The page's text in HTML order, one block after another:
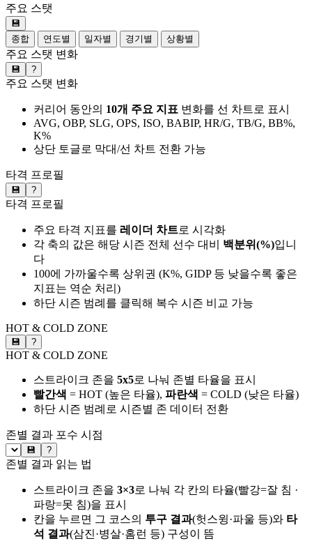
주요 스탯
💾
종합
연도별 일자별 경기별 상황별
주요 스탯 변화
💾 ?
주요 스탯 변화
커리어 동안의 10개 주요 지표 변화를 선 차트로 표시
AVG, OBP, SLG, OPS, ISO, BABIP, HR/G, TB/G, BB%,
K%
상단 토글로 막대/선 차트 전환 가능
타격 프로필
💾 ?
타격 프로필
주요 타격 지표를 레이더 차트로 시각화
각 축의 값은 해당 시즌 전체 선수 대비 백분위(%)입니
다
100에 가까울수록 상위권 (K%, GIDP 등 낮을수록 좋은
지표는 역순 처리)
하단 시즌 범례를 클릭해 복수 시즌 비교 가능
HOT & COLD ZONE
💾 ?
HOT & COLD ZONE
스트라이크 존을 5x5로 나눠 존별 타율을 표시
빨간색 = HOT (높은 타율), 파란색 = COLD (낮은 타율)
하단 시즌 범례로 시즌별 존 데이터 전환
존별 결과 포수 시점
💾 ?
존별 결과 읽는 법
스트라이크 존을 3×3로 나눠 각 칸의 타율(빨강=잘 침 ·
파랑=못 침)을 표시
칸을 누르면 그 코스의 투구 결과(헛스윙·파울 등)와 타
석 결과(삼진·병살·홈런 등) 구성이 뜸